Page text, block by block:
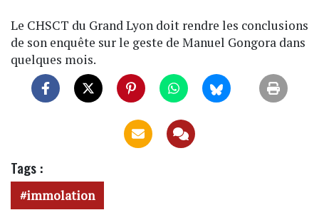
Le CHSCT du Grand Lyon doit rendre les conclusions
de son enquête sur le geste de Manuel Gongora dans
quelques mois.
Tags :
immolation